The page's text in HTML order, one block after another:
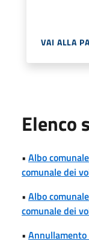
VAI ALLA
Elenco
• Albo
comunale dei
• Albo
comunale dei
•